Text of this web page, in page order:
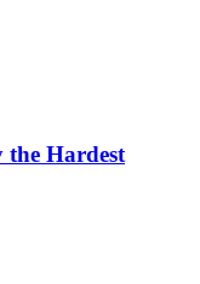
the Hardest